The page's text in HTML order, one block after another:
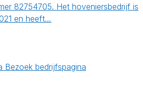
82754705. Het hoveniersbedrijf is
en heeft…
Bezoek bedrijfspagina